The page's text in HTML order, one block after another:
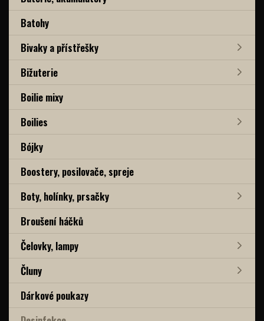
Batohy
Bivaky a přístřešky
Bižuterie
Boilie mixy
Boilies
Bójky
Boostery, posilovače, spreje
Boty, holínky, prsačky
Broušení háčků
Čelovky, lampy
Čluny
Dárkové poukazy